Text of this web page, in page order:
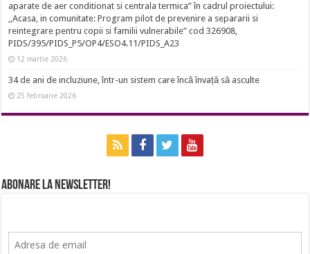
aparate de aer conditionat si centrala termica” în cadrul proiectului:
,,Acasa, in comunitate: Program pilot de prevenire a separarii si
reintegrare pentru copii si familii vulnerabile” cod 326908,
PIDS/395/PIDS_P5/OP4/ESO4.11/PIDS_A23
12 martie 2026
34 de ani de incluziune, într-un sistem care încă învață să asculte
25 februarie 2026
Abonare la newsletter!